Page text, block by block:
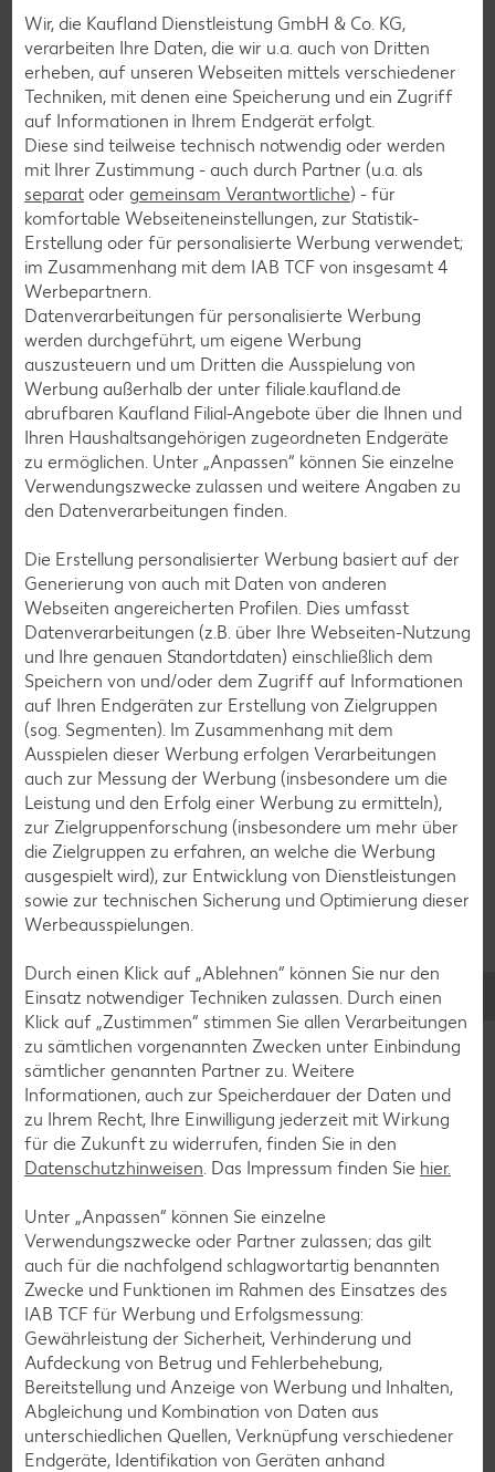
Salat-Rezepte
Spargel-Rezepte
Fleisch-Rezepte
Fisch-Rezepte
Geflügel-Rezepte
Lamm-Rezepte
Grill-Rezepte
Muffin-Rezepte
Apfelkuchen-Rezepte
Schokokuchen-Rezepte
Torten-Rezepte
Eis-Rezepte
Pfannkuchen-Rezepte
Smoothie-Rezepte
Bowle-Rezepte
Cocktail-Rezepte
Avocado-Rezepte
Erdbeer-Rezepte
Blaubeer-Rezepte
Bananen-Rezepte
Zurück zu allen Rezepten
Glutenfreie Rezepte
Wer auf Gluten verzichtet, muss nicht automatisch auf
Vielfalt und Geschmack verzichten. Ob süß oder herzhaft –
mit unseren glutenfreien Rezepten zauberst du dir Gerichte,
die nicht nur verträglich, sondern auch richtig lecker sind.
Wir, die Kaufland Dienstleistung GmbH & Co. KG,
verarbeiten Ihre Daten, die wir u.a. auch von Dritten
erheben, auf unseren Webseiten mittels verschiedener
Techniken, mit denen eine Speicherung und ein Zugriff
auf Informationen in Ihrem Endgerät erfolgt.
Diese sind teilweise technisch notwendig oder werden
mit Ihrer Zustimmung - auch durch Partner (u.a. als
separat oder gemeinsam Verantwortliche) - für
komfortable Webseiteneinstellungen, zur Statistik-
Erstellung oder für personalisierte Werbung verwendet;
im Zusammenhang mit dem IAB TCF von insgesamt 4
Werbepartnern.
Datenverarbeitungen für personalisierte Werbung
werden durchgeführt, um eigene Werbung
auszusteuern und um Dritten die Ausspielung von
Werbung außerhalb der unter filiale.kaufland.de
abrufbaren Kaufland Filial-Angebote über die Ihnen und
Ihren Haushaltsangehörigen zugeordneten Endgeräte
zu ermöglichen. Unter „Anpassen“ können Sie einzelne
Verwendungszwecke zulassen und weitere Angaben zu
den Datenverarbeitungen finden.
Die Erstellung personalisierter Werbung basiert auf der
Generierung von auch mit Daten von anderen
Webseiten angereicherten Profilen. Dies umfasst
Datenverarbeitungen (z.B. über Ihre Webseiten-Nutzung
und Ihre genauen Standortdaten) einschließlich dem
Speichern von und/oder dem Zugriff auf Informationen
auf Ihren Endgeräten zur Erstellung von Zielgruppen
(sog. Segmenten). Im Zusammenhang mit dem
Ausspielen dieser Werbung erfolgen Verarbeitungen
auch zur Messung der Werbung (insbesondere um die
Leistung und den Erfolg einer Werbung zu ermitteln),
zur Zielgruppenforschung (insbesondere um mehr über
die Zielgruppen zu erfahren, an welche die Werbung
ausgespielt wird), zur Entwicklung von Dienstleistungen
sowie zur technischen Sicherung und Optimierung dieser
Werbeausspielungen.
Durch einen Klick auf „Ablehnen“ können Sie nur den
Einsatz notwendiger Techniken zulassen. Durch einen
Klick auf „Zustimmen“ stimmen Sie allen Verarbeitungen
zu sämtlichen vorgenannten Zwecken unter Einbindung
sämtlicher genannten Partner zu. Weitere
Informationen, auch zur Speicherdauer der Daten und
zu Ihrem Recht, Ihre Einwilligung jederzeit mit Wirkung
für die Zukunft zu widerrufen, finden Sie in den
Datenschutzhinweisen . Das Impressum finden Sie hier.
Unter „Anpassen“ können Sie einzelne
Verwendungszwecke oder Partner zulassen; das gilt
auch für die nachfolgend schlagwortartig benannten
Zwecke und Funktionen im Rahmen des Einsatzes des
IAB TCF für Werbung und Erfolgsmessung:
Gewährleistung der Sicherheit, Verhinderung und
Aufdeckung von Betrug und Fehlerbehebung,
Bereitstellung und Anzeige von Werbung und Inhalten,
Abgleichung und Kombination von Daten aus
unterschiedlichen Quellen, Verknüpfung verschiedener
Endgeräte, Identifikation von Geräten anhand